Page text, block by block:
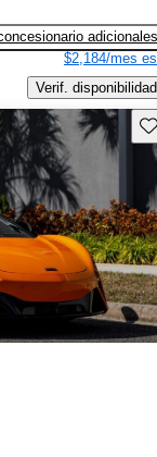
adicionales
$2,184/mes
Verif. disponibilidad